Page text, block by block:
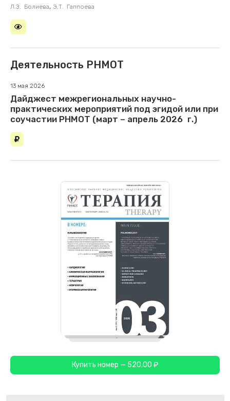
Л.З. Болиева, Э.Т. Гаппоева
Деятельность РНМОТ
13 мая 2026
Дайджест межрегиональных научно-
практических мероприятий под эгидой или при
соучастии РНМОТ (март – апрель 2026 г.)
Купить номер — 520,00 ₽